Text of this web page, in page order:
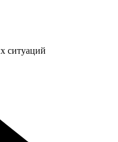
ситуаций